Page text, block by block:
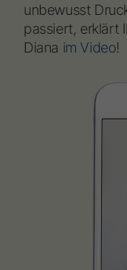
unbewusst
passiert, erklärt
Diana im Video!